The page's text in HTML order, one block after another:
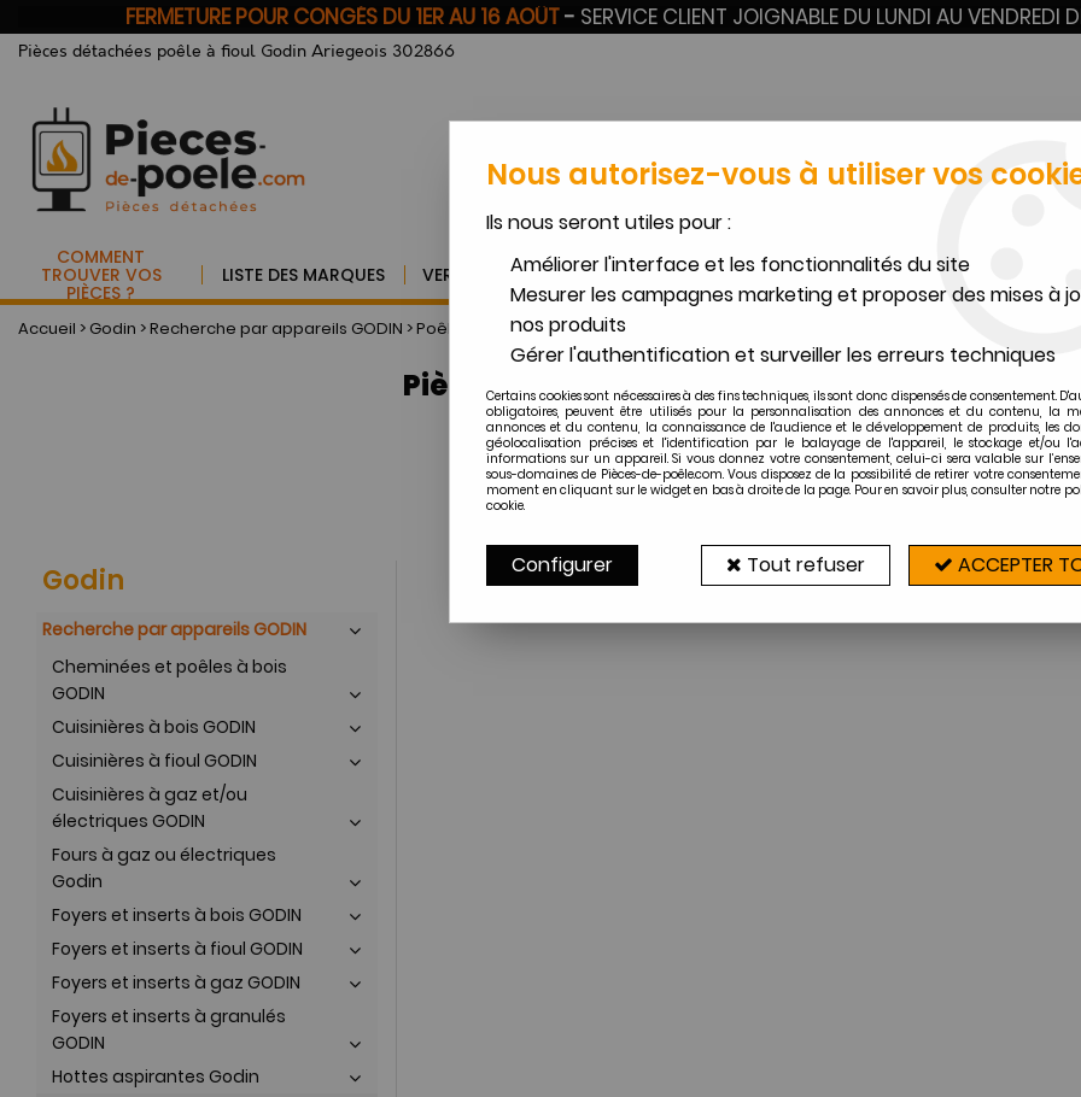
FERMETURE POUR CONGÉS DU 1ER AU 16 AOÛT- SERVICE CLIENT JOIGNABLE DU LUNDI AU VENDREDI
Pièces détachées poêle à fioul Godin Ariegeois 302866
COMMENT
TROUVER VOS
PIÈCES ?
LISTE DES MARQUES VERRE VITROCERAM VERMICULITE SUR BOUGIES POÊLES À
Accueil > Godin >Recherche par appareils GODIN >Poêles à fioul GODIN>Poêle à fioul Godin Ariegeois 302866
Pièces détachées poêle à fioul Godin
Godin
Recherche par appareils GODIN
Cheminées et poêles à bois
GODIN
Cuisinières à bois GODIN
Cuisinières à fioul GODIN
Cuisinières à gaz et/ou
électriques GODIN
Fours à gaz ou électriques
Godin
Foyers et inserts à bois GODIN
Foyers et inserts à fioul GODIN
Foyers et inserts à gaz GODIN
Foyers et inserts à granulés
GODIN
Hottes aspirantes Godin
Aucune
Nous autorisez-vous à utiliser vos
Ils nous seront utiles pour :
Améliorer l'interface et les fonctionnalités du site
Mesurer les campagnes marketing et proposer des mises à
nos produits
Gérer l'authentification et surveiller les erreurs techniques
Certains cookies sont nécessaires à des fins techniques, ils sont donc dispensés de consentement.
obligatoires, peuvent être utilisés pour la personnalisation des annonces et du contenu, la
annonces et du contenu, la connaissance de l'audience et le développement de produits, les
géolocalisation précises et l'identification par le balayage de l'appareil, le stockage et/ou
informations sur un appareil. Si vous donnez votre consentement, celui-ci sera valable sur
sous-domaines de Pièces-de-poêle.com. Vous disposez de la possibilité de retirer votre
moment en cliquant sur le widget en bas à droite de la page. Pour en savoir plus, consulter notre
cookie.
Configurer Tout refuser ACCEPTER